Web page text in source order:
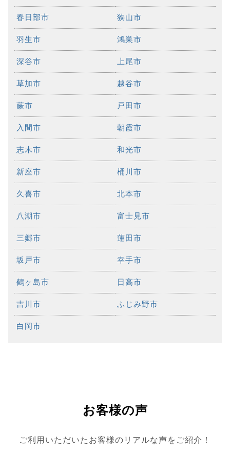
春日部市 狭山市
羽生市 鴻巣市
深谷市 上尾市
草加市 越谷市
蕨市 戸田市
入間市 朝霞市
志木市 和光市
新座市 桶川市
久喜市 北本市
八潮市 富士見市
三郷市 蓮田市
坂戸市 幸手市
鶴ヶ島市 日高市
吉川市 ふじみ野市
白岡市
お客様の声
ご利用いただいたお客様のリアルな声をご紹介！